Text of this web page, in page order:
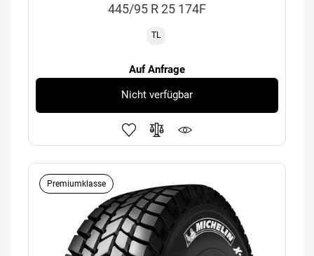
445/95 R 25 174F
TL
Auf Anfrage
Nicht verfügbar
Premiumklasse